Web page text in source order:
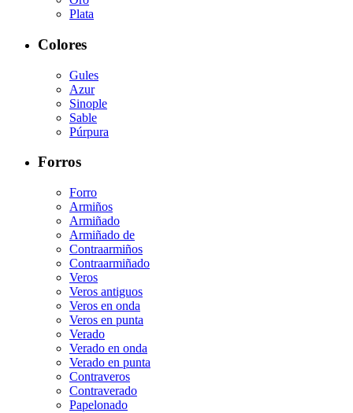
Plata
Colores
Gules
Azur
Sinople
Sable
Púrpura
Forros
Forro
Armiños
Armiñado
Armiñado de
Contraarmiños
Contraarmiñado
Veros
Veros antiguos
Veros en onda
Veros en punta
Verado
Verado en onda
Verado en punta
Contraveros
Contraverado
Papelonado